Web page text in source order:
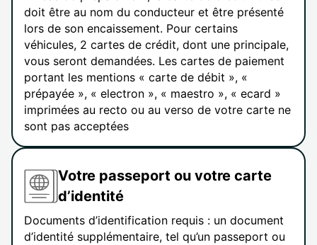
doit être au nom du conducteur et être présenté
lors de son encaissement. Pour certains
véhicules, 2 cartes de crédit, dont une principale,
vous seront demandées. Les cartes de paiement
portant les mentions « carte de débit », «
prépayée », « electron », « maestro », « ecard »
imprimées au recto ou au verso de votre carte ne
sont pas acceptées
Votre passeport ou votre carte
d’identité
Documents d’identification requis : un document
d’identité supplémentaire, tel qu’un passeport ou